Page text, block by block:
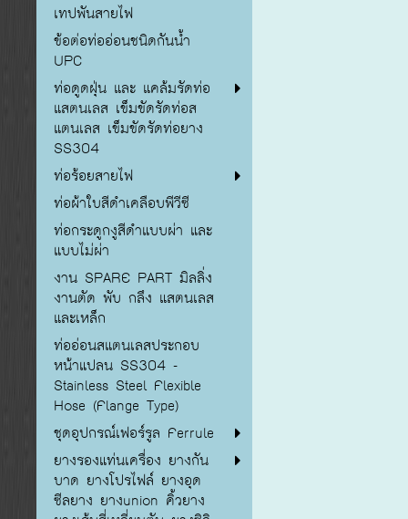
เทปพันสายไฟ
ข้อต่อท่ออ่อนชนิดกันน้ำ
UPC
ท่อดูดฝุ่น และ แคล้มรัดท่อ
แสตนเลส เข็มขัดรัดท่อส
แตนเลส เข็มขัดรัดท่อยาง
SS304
ท่อร้อยสายไฟ
ท่อผ้าใบสีดำเคลือบพีวีซี
ท่อกระดูกงูสีดำแบบผ่า และ
แบบไม่ผ่า
งาน SPARE PART มิลลิ่ง
งานตัด พับ กลึง แสตนเลส
และเหล็ก
ท่ออ่อนสแตนเลสประกอบ
หน้าแปลน SS304 -
Stainless Steel Flexible
Hose (Flange Type)
ชุดอุปกรณ์เฟอร์รูล Ferrule
ยางรองแท่นเครื่อง ยางกัน
บาด ยางโปรไฟล์ ยางอุด
ซีลยาง ยางunion คิ้วยาง